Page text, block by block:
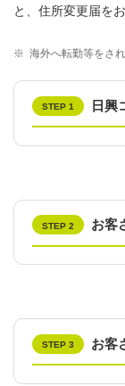
と、住所変更届を
※ 海外へ転勤等をさ
STEP 1 日興
STEP 2 お客
STEP 3 お客